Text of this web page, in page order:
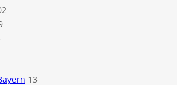
13